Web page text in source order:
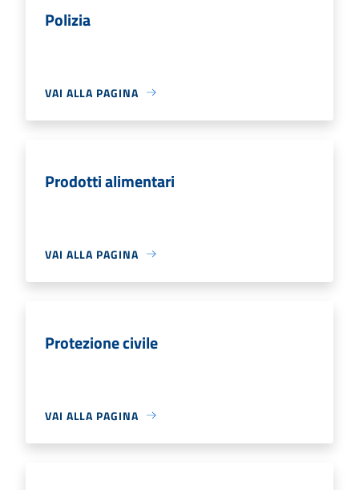
Polizia
VAI ALLA PAGINA
Prodotti alimentari
VAI ALLA PAGINA
Protezione civile
VAI ALLA PAGINA